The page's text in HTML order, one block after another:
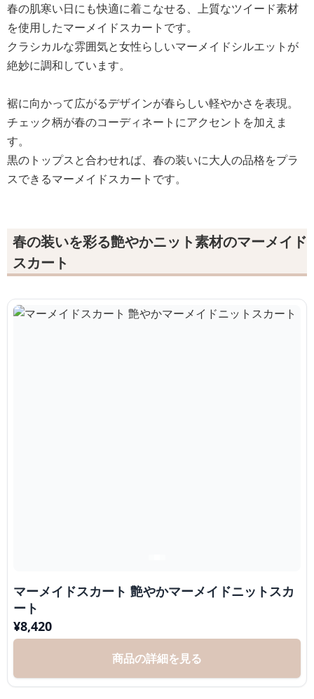
春の肌寒い日にも快適に着こなせる、上質なツイード素材
を使用したマーメイドスカートです。
クラシカルな雰囲気と女性らしいマーメイドシルエットが
絶妙に調和しています。
裾に向かって広がるデザインが春らしい軽やかさを表現。
チェック柄が春のコーディネートにアクセントを加えま
す。
黒のトップスと合わせれば、春の装いに大人の品格をプラ
スできるマーメイドスカートです。
春の装いを彩る艶やかニット素材のマーメイド
スカート
マーメイドスカート 艶やかマーメイドニットスカ
ート
¥8,420
商品の詳細を見る